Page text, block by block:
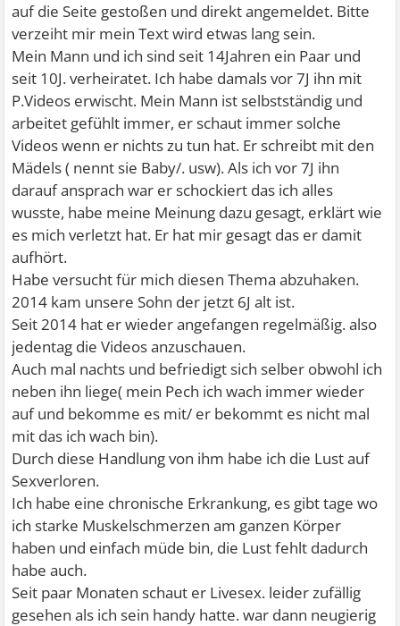
auf die Seite gestoßen und direkt angemeldet. Bitte
verzeiht mir mein Text wird etwas lang sein.
Mein Mann und ich sind seit 14Jahren ein Paar und
seit 10J. verheiratet. Ich habe damals vor 7J ihn mit
P.Videos erwischt. Mein Mann ist selbstständig und
arbeitet gefühlt immer, er schaut immer solche
Videos wenn er nichts zu tun hat. Er schreibt mit den
Mädels ( nennt sie Baby/. usw). Als ich vor 7J ihn
darauf ansprach war er schockiert das ich alles
wusste, habe meine Meinung dazu gesagt, erklärt wie
es mich verletzt hat. Er hat mir gesagt das er damit
aufhört.
Habe versucht für mich diesen Thema abzuhaken.
2014 kam unsere Sohn der jetzt 6J alt ist.
Seit 2014 hat er wieder angefangen regelmäßig. also
jedentag die Videos anzuschauen.
Auch mal nachts und befriedigt sich selber obwohl ich
neben ihn liege( mein Pech ich wach immer wieder
auf und bekomme es mit/ er bekommt es nicht mal
mit das ich wach bin).
Durch diese Handlung von ihm habe ich die Lust auf
Sexverloren.
Ich habe eine chronische Erkrankung, es gibt tage wo
ich starke Muskelschmerzen am ganzen Körper
haben und einfach müde bin, die Lust fehlt dadurch
habe auch.
Seit paar Monaten schaut er Livesex. leider zufällig
gesehen als ich sein handy hatte. war dann neugierig